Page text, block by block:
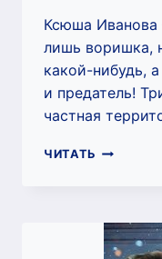
Ксюша Иванова
лишь воришка,
какой-нибудь,
и предатель!
частная
ЧИТАТЬ ПРОСТИ,